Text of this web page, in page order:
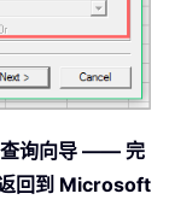
查询向导 —— 完
回到 Microsoft